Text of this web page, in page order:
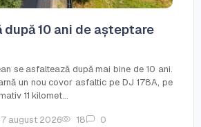
după 10 ani de așteptare
se asfaltează după mai bine de 10 ani.
un nou covor asfaltic pe DJ 178A, pe
11 kilomet...
7 august 2026 18 0